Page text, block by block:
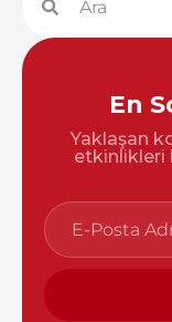
En
Yaklaşan
etkinlikleri